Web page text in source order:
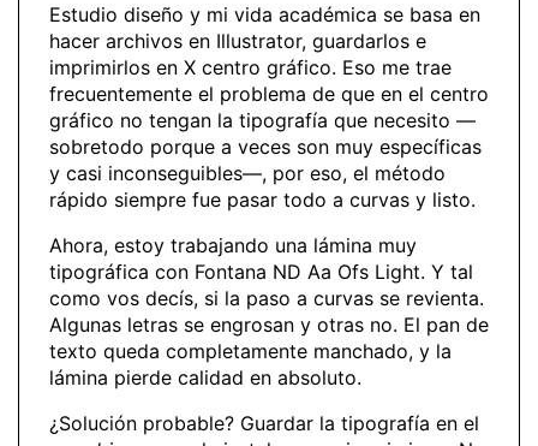
Estudio diseño y mi vida académica se basa en
hacer archivos en Illustrator, guardarlos e
imprimirlos en X centro gráfico. Eso me trae
frecuentemente el problema de que en el centro
gráfico no tengan la tipografía que necesito —
sobretodo porque a veces son muy específicas
y casi inconseguibles—, por eso, el método
rápido siempre fue pasar todo a curvas y listo.
Ahora, estoy trabajando una lámina muy
tipográfica con Fontana ND Aa Ofs Light. Y tal
como vos decís, si la paso a curvas se revienta.
Algunas letras se engrosan y otras no. El pan de
texto queda completamente manchado, y la
lámina pierde calidad en absoluto.
¿Solución probable? Guardar la tipografía en el